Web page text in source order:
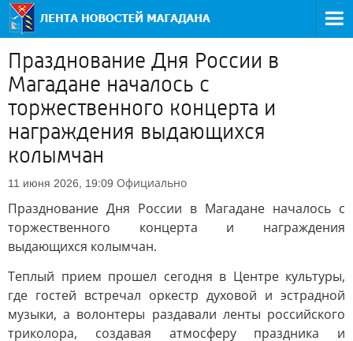
Празднование Дня России в
Магадане началось с
торжественного концерта и
награждения выдающихся
колымчан
11 июня 2026, 19:09 Официально
Празднование Дня России в Магадане началось с
торжественного концерта и награждения
выдающихся колымчан.
Теплый прием прошел сегодня в Центре культуры,
где гостей встречал оркестр духовой и эстрадной
музыки, а волонтеры раздавали ленты российского
триколора, создавая атмосферу праздника и